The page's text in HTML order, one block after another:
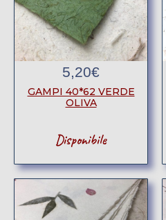
5,20€
GAMPI 40*62 VERDE
OLIVA
Disponibile